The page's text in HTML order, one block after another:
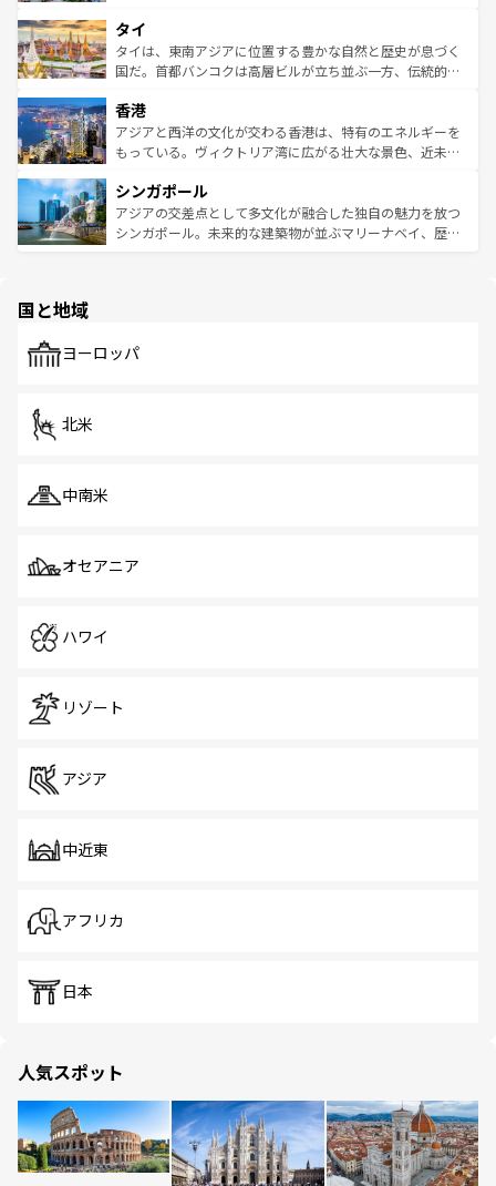
リティに包まれながら、韓国の多彩な魅力を心ゆくまで味
わってみてほしい。 なお、新着の韓国情報はコンテンツ一
覧を参照してほしい。
急速な発展と共に伝統が息づく。ハノイの古い町並みやホ
ーチミン市のフランス統治時代の建物も、独特の雰囲気を
醸し出している。また、バラエティの豊かさとおいしさで
とつ。フォーやバインミー、ベトナムコーヒーなどは、ぜ
ひ現地で味わいたい。どの地域を訪れてもあたたかい人々
が旅行者を迎えてくれるので、きっと忘れられない旅にな
参照してほしい。
タイ
タイは、東南アジアに位置する豊かな自然と歴史が息づく
国だ。首都バンコクは高層ビルが立ち並ぶ一方、伝統的な
の活気が交差している。北部ではチェンマイなどの山岳地
帯で自然と触れ合い、南部ではプーケットやクラビの美し
いビーチでリゾート気分を楽しむことができる。タイ料理
激する。気候は一年中温暖で、どの季節にも異なる楽しみ
が待っている。親しみやすいタイの人々、仏教を中心とし
た文化、そして多様な観光資源が、訪れる旅人を魅了し続
香港
アジアと西洋の文化が交わる香港は、特有のエネルギーを
もっている。ヴィクトリア湾に広がる壮大な景色、近未来
み、どこを訪れても感動するはず。観光スポットが密集し
ており、効率よく見どころを回れるのも魅力。息をのむよ
うな絶景から文化的な体験まで、香港を存分に楽しみ尽く
シンガポール
アジアの交差点として多文化が融合した独自の魅力を放つ
シンガポール。未来的な建築物が並ぶマリーナベイ、歴史
で、ホーカーズは地元の風情を楽しめる外せないスポット
国と地域
ヨーロッパ
北米
中南米
オセアニア
ハワイ
リゾート
アジア
中近東
アフリカ
日本
人気スポット